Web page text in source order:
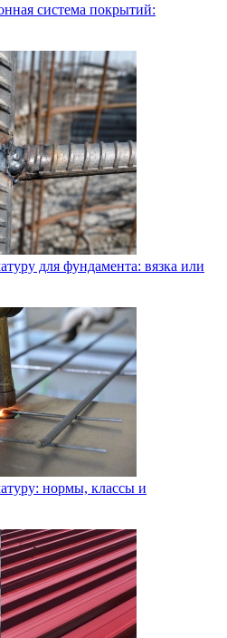
система покрытий:
для фундамента: вязка или
нормы, классы и